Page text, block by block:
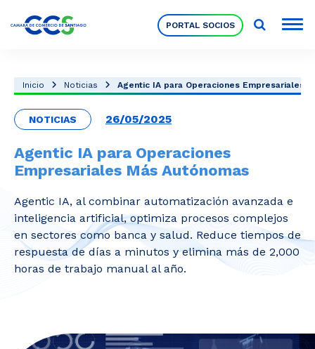
PORTAL SOCIOS
Nuestra Institución
Pilares Estratégicos
Comités de Trabajo
Eventos
Inicio Noticias Agentic IA para Operaciones Empresariales
NOTICIAS 26/05/2025
Agentic IA para Operaciones
Empresariales Más Autónomas
Agentic IA, al combinar automatización avanzada e
inteligencia artificial, optimiza procesos complejos
en sectores como banca y salud. Reduce tiempos de
respuesta de días a minutos y elimina más de 2,000
horas de trabajo manual al año.